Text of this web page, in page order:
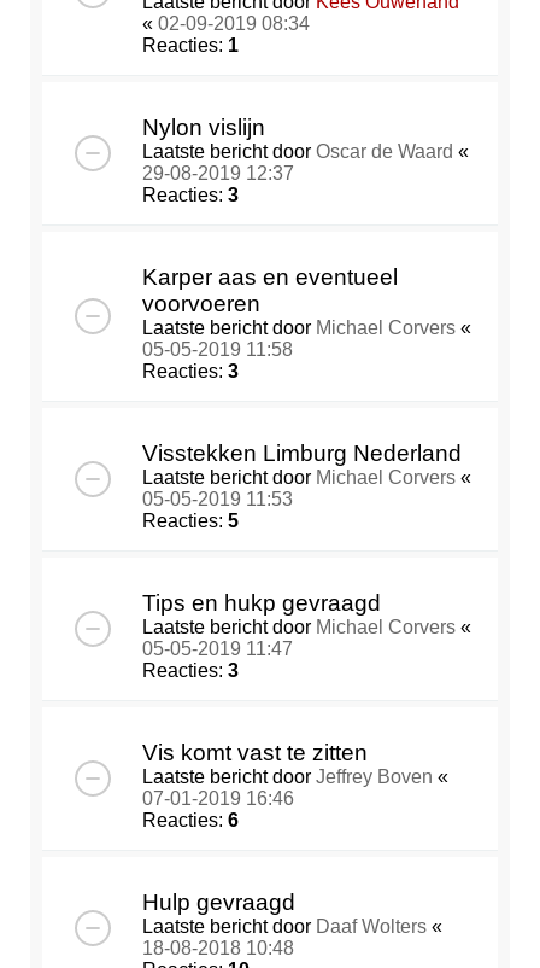
« 02-09-2019 08:34
Reacties: 1
Nylon vislijn
Laatste bericht door Oscar de Waard «
29-08-2019 12:37
Reacties: 3
Karper aas en eventueel
voorvoeren
Laatste bericht door Michael Corvers «
05-05-2019 11:58
Reacties: 3
Visstekken Limburg Nederland
Laatste bericht door Michael Corvers «
05-05-2019 11:53
Reacties: 5
Tips en hukp gevraagd
Laatste bericht door Michael Corvers «
05-05-2019 11:47
Reacties: 3
Vis komt vast te zitten
Laatste bericht door Jeffrey Boven «
07-01-2019 16:46
Reacties: 6
Hulp gevraagd
Laatste bericht door Daaf Wolters «
18-08-2018 10:48